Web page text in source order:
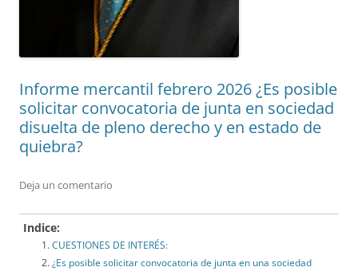
Informe mercantil febrero 2026 ¿Es posible
solicitar convocatoria de junta en sociedad
disuelta de pleno derecho y en estado de
quiebra?
Deja un comentario
Indice:
CUESTIONES DE INTERÉS:
¿Es posible solicitar convocatoria de junta en una sociedad